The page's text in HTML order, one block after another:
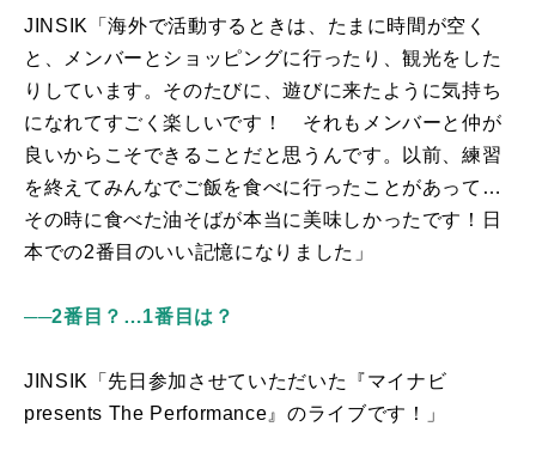
JINSIK「海外で活動するときは、たまに時間が空く
と、メンバーとショッピングに行ったり、観光をした
りしています。そのたびに、遊びに来たように気持ち
になれてすごく楽しいです！ それもメンバーと仲が
良いからこそできることだと思うんです。以前、練習
を終えてみんなでご飯を食べに行ったことがあって…
その時に食べた油そばが本当に美味しかったです！日
本での2番目のいい記憶になりました」
──2番目？…1番目は？
JINSIK「先日参加させていただいた『マイナビ
presents The Performance 』のライブです！」